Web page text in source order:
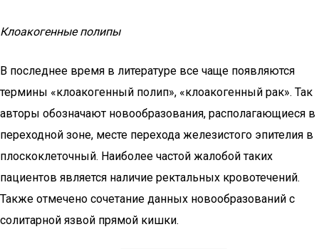
Клоакогенные полипы
В последнее время в литературе все чаще появляются
термины «клоакогенный полип», «клоакогенный рак». Так
авторы обозначают новообразования, располагающиеся в
переходной зоне, месте перехода железистого эпителия в
плоскоклеточный. Наиболее частой жалобой таких
пациентов является наличие ректальных кровотечений.
Также отмечено сочетание данных новообразований с
солитарной язвой прямой кишки.